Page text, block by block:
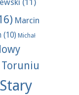
(11)
Marcin
(10) Michał